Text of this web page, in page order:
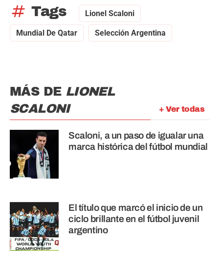
tag Tags Lionel Scaloni
Mundial De Qatar Selección Argentina
+ Ver todas
MÁS DE LIONEL
SCALONI
Scaloni, a un paso de igualar una
marca histórica del fútbol mundial
El título que marcó el inicio de un
ciclo brillante en el fútbol juvenil
argentino